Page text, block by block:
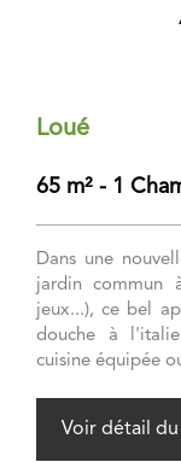
Loué
65 m² - 1
Dans une
jardin commun
jeux...), ce bel
douche à
cuisine équipée
Voir détail